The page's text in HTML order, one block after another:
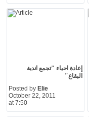
إعادة احياء "تجمع اندية
البقاع"
Posted by Elie
October 22, 2011
at 7:50